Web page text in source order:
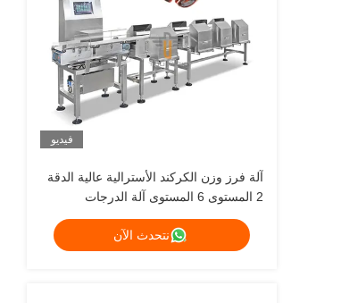
فيديو
آلة فرز وزن الكركند الأسترالية عالية الدقة
2 المستوى 6 المستوى آلة الدرجات
نتحدث الآن